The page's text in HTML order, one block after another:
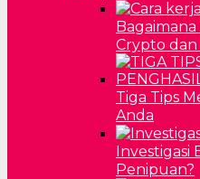
Crypto dan
Tiga Tips
Anda
Investigasi
Penipuan?